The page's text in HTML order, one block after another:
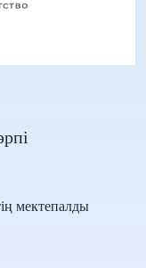
мектепалды